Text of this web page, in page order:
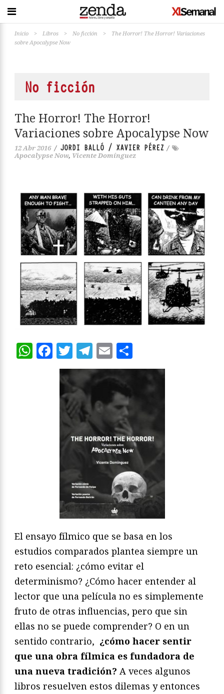
Inicio > Libros > No ficción >
The Horror! The Horror! Variaciones
sobre Apocalypse Now
No ficción
The Horror! The Horror!
Variaciones sobre Apocalypse Now
12 Abr 2016 / JORDI BALLÓ / XAVIER PÉREZ /
Apocalypse Now, Vicente Domínguez
WhatsApp
Facebook
Twitter
Telegram
Email
El ensayo fílmico que se basa en los
estudios comparados plantea siempre un
reto esencial: ¿cómo evitar el
determinismo? ¿Cómo hacer entender al
lector que una película no es simplemente
fruto de otras influencias, pero que sin
ellas no se puede comprender? O en un
sentido contrario, ¿cómo hacer sentir
que una obra fílmica es fundadora de
una nueva tradición? A veces algunos
libros resuelven estos dilemas y entonces